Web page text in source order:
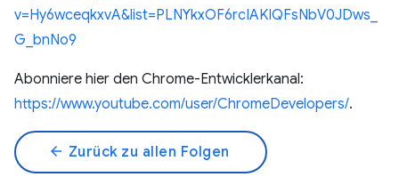
v=Hy6wceqkxvA&list=PLNYkxOF6rcIAKIQFsNbV0JDws_
G_bnNo9
Abonniere hier den Chrome-Entwicklerkanal:
https://www.youtube.com/user/ChromeDevelopers/.
arrow_back Zurück zu allen Folgen